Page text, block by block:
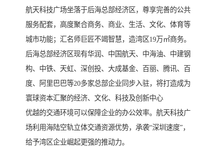
航天科技广场坐落于后海总部经济区，尊享完善的公共
服务配套，高度聚合商务、商业、生活、文化、体育等
城市功能；汇名师巨匠不竭智慧，造湾区19万㎡商务。
后海总部经济区现有华润、中国航天、中海油、中建钢
构、中铁、天虹、深创投、大成基金、百丽、腾讯、百
度、阿里巴巴等20多家总部企业同步入驻，将打造成为
寰球资本汇聚的经济、文化、科技及创新中心
优越的交通环境可以保障企业的办公效率。航天科技广
场利用海陆空轨立体交通资源优势，承袭“深圳速度”，
给予湾区企业崛起更强的推动力。